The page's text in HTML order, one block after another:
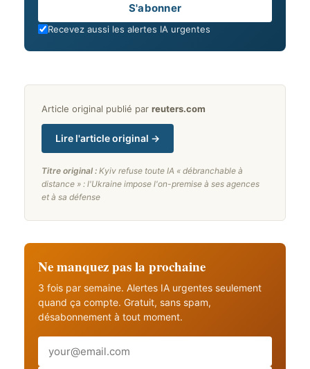
S'abonner
Recevez aussi les alertes IA urgentes
Article original publié par reuters.com
Lire l'article original →
Titre original : Kyiv refuse toute IA « débranchable à
distance » : l'Ukraine impose l'on-premise à ses agences
et à sa défense
Ne manquez pas la prochaine
3 fois par semaine. Alertes IA urgentes seulement
quand ça compte. Gratuit, sans spam,
désabonnement à tout moment.